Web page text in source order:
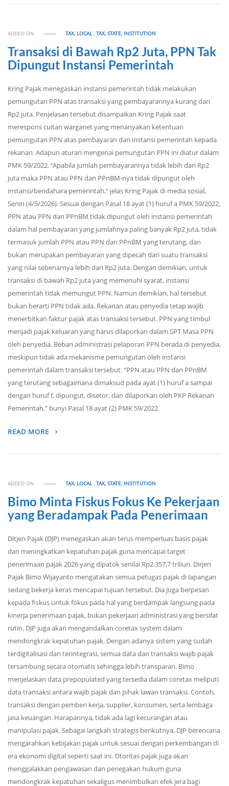
ADDED ON TAX, LOCAL,TAX, STATE, INSTITUTION
Transaksi di Bawah Rp2 Juta, PPN Tak
Dipungut Instansi Pemerintah
Kring Pajak menegaskan instansi pemerintah tidak melakukan
pemungutan PPN atas transaksi yang pembayarannya kurang dari
Rp2 juta. Penjelasan tersebut disampaikan Kring Pajak saat
merespons cuitan warganet yang menanyakan ketentuan
pemungutan PPN atas pembayaran dari instansi pemerintah kepada
rekanan. Adapun aturan mengenai pemungutan PPN ini diatur dalam
PMK 59/2022. “Apabila jumlah pembayarannya tidak lebih dari Rp2
juta maka PPN atau PPN dan PPnBM-nya tidak dipungut oleh
instansi/bendahara pemerintah,” jelas Kring Pajak di media sosial,
Senin (4/5/2026). Sesuai dengan Pasal 18 ayat (1) huruf a PMK 59/2022,
PPN atau PPN dan PPnBM tidak dipungut oleh instansi pemerintah
dalam hal pembayaran yang jumlahnya paling banyak Rp2 juta, tidak
termasuk jumlah PPN atau PPN dan PPnBM yang terutang, dan
bukan merupakan pembayaran yang dipecah dari suatu transaksi
yang nilai sebenarnya lebih dari Rp2 juta. Dengan demikian, untuk
transaksi di bawah Rp2 juta yang memenuhi syarat, instansi
pemerintah tidak memungut PPN. Namun demikian, hal tersebut
bukan berarti PPN tidak ada. Rekanan atau penyedia tetap wajib
menerbitkan faktur pajak atas transaksi tersebut. PPN yang timbul
menjadi pajak keluaran yang harus dilaporkan dalam SPT Masa PPN
oleh penyedia. Beban administrasi pelaporan PPN berada di penyedia,
meskipun tidak ada mekanisme pemungutan oleh instansi
pemerintah dalam transaksi tersebut. “PPN atau PPN dan PPnBM
yang terutang sebagaimana dimaksud pada ayat (1) huruf a sampai
dengan huruf f, dipungut, disetor, dan dilaporkan oleh PKP Rekanan
Pemerintah,” bunyi Pasal 18 ayat (2) PMK 59/2022.
READ MORE
ADDED ON TAX, LOCAL,TAX, STATE, INSTITUTION
Bimo Minta Fiskus Fokus Ke Pekerjaan
yang Beradampak Pada Penerimaan
Ditjen Pajak (DJP) menegaskan akan terus memperluas basis pajak
dan meningkatkan kepatuhan pajak guna mencapai target
penerimaan pajak 2026 yang dipatok senilai Rp2.357,7 triliun. Dirjen
Pajak Bimo Wijayanto mengatakan semua petugas pajak di lapangan
sedang bekerja keras mencapai tujuan tersebut. Dia juga berpesan
kepada fiskus untuk fokus pada hal yang berdampak langsung pada
kinerja penerimaan pajak, bukan pekerjaan administrasi yang bersifat
rutin. DJP juga akan mengandalkan coretax system dalam
mendongkrak kepatuhan pajak. Dengan adanya sistem yang sudah
terdigitalisasi dan terintegrasi, semua data dan transaksi wajib pajak
tersambung secara otomatis sehingga lebih transparan. Bimo
menjelaskan data prepopulated yang tersedia dalam coretax meliputi
data transaksi antara wajib pajak dan pihak lawan transaksi. Contoh,
transaksi dengan pemberi kerja, supplier, konsumen, serta lembaga
jasa keuangan. Harapannya, tidak ada lagi kecurangan atau
manipulasi pajak. Sebagai langkah strategis berikutnya, DJP berencana
mengarahkan kebijakan pajak untuk sesuai dengan perkembangan di
era ekonomi digital seperti saat ini. Otoritas pajak juga akan
menggalakkan pengawasan dan penegakan hukum guna
mendongkrak kepatuhan sekaligus menimbulkan efek jera bagi